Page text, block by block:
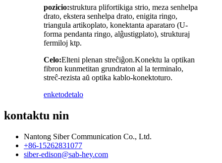
pozicio:struktura plifortikiga strio, meza senhelpa
drato, ekstera senhelpa drato, enigita ringo,
triangula artikoplato, konektanta aparataro (U-
forma pendanta ringo, alĝustigplato), strukturaj
fermiloj ktp.
Celo:Elteni plenan streĉiĝon.Konektu la optikan
fibron kunmetitan grundraton al la terminalo,
streĉ-rezista aŭ optika kablo-konektoturo.
enketodetalo
kontaktu nin
Nantong Siber Communication Co., Ltd.
+86-15262831077
siber-edison@sab-hey.com